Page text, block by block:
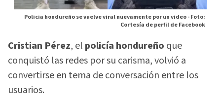
Policia hondureño se vuelve viral nuevamente por un video -Foto:
Cortesía de perfil de Facebook
Cristian Pérez, el policía hondureño que
conquistó las redes por su carisma, volvió a
convertirse en tema de conversación entre los
usuarios.